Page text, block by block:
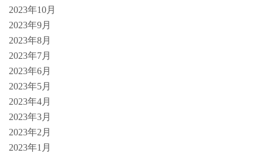
2023年10月
2023年9月
2023年8月
2023年7月
2023年6月
2023年5月
2023年4月
2023年3月
2023年2月
2023年1月